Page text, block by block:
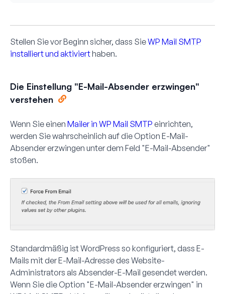
Stellen Sie vor Beginn sicher, dass SieWP Mail SMTP
installiert und aktivierthaben.
Die Einstellung "E-Mail-Absender erzwingen"
verstehen
Wenn Sie einen Mailer in WP Mail SMTP einrichten,
werden Sie wahrscheinlich auf die Option E-Mail-
Absender erzwingen unter dem Feld "E-Mail-Absender"
stoßen.
Standardmäßig ist WordPress so konfiguriert, dass E-
Mails mit der E-Mail-Adresse des Website-
Administrators als Absender-E-Mail gesendet werden.
Wenn Sie die Option "E-Mail-Absender erzwingen" in